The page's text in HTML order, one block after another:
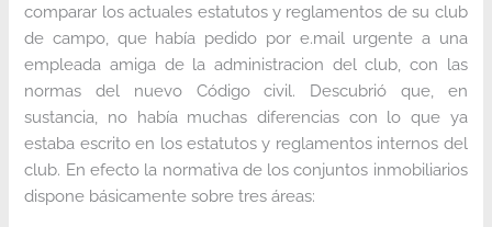
comparar los actuales estatutos y reglamentos de su club
de campo, que había pedido por e.mail urgente a una
empleada amiga de la administracion del club, con las
normas del nuevo Código civil. Descubrió que, en
sustancia, no había muchas diferencias con lo que ya
estaba escrito en los estatutos y reglamentos internos del
club. En efecto la normativa de los conjuntos inmobiliarios
dispone básicamente sobre tres áreas: